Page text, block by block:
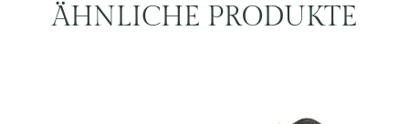
ÄHNLICHE PRODUKTE